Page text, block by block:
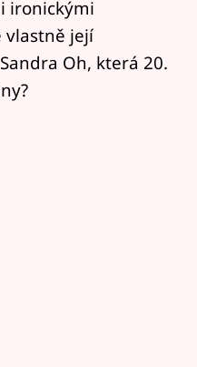
ironickými
vlastně její
Oh, která 20.